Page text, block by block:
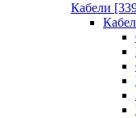
Кабели